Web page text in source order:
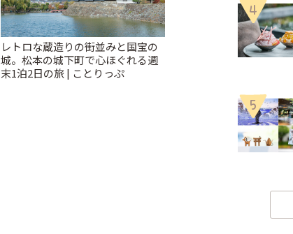
レトロな蔵造りの街並みと国宝の
城。松本の城下町で心ほぐれる週
末1泊2日の旅 | ことりっぷ
4
5